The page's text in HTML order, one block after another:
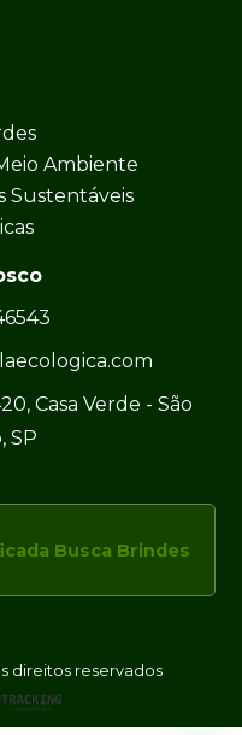
Ambiente
Sustentáveis
Casa Verde - São
SP
Busca Brindes
direitos reservados